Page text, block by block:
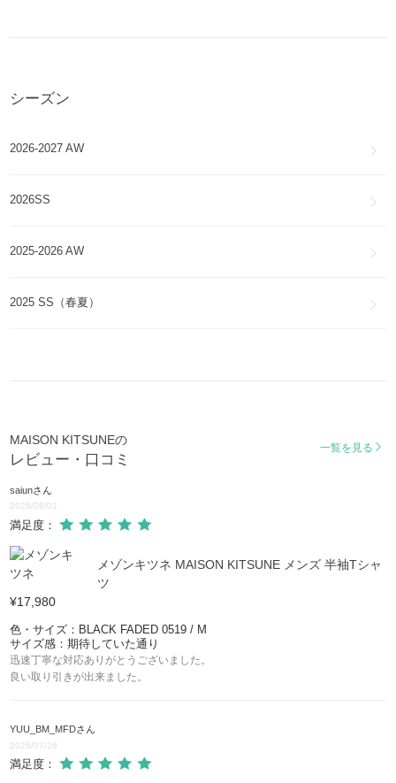
シーズン
2026-2027 AW
2026SS
2025-2026 AW
2025 SS（春夏）
MAISON KITSUNEの
レビュー・口コミ
一覧を見る
saiunさん
2026/08/01
満足度：
メゾンキツネ MAISON KITSUNE メンズ 半袖Tシャ
ツ
¥17,980
色・サイズ：BLACK FADED 0519 / M
サイズ感：期待していた通り
迅速丁寧な対応ありがとうございました。
良い取り引きが出来ました。
YUU_BM_MFDさん
2026/07/26
満足度：